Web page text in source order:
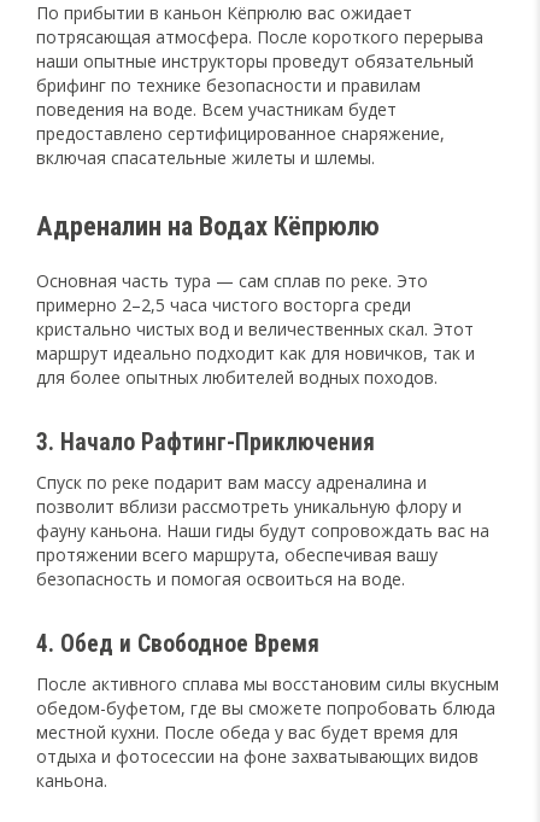
По прибытии в каньон Кёпрюлю вас ожидает
потрясающая атмосфера. После короткого перерыва
наши опытные инструкторы проведут обязательный
брифинг по технике безопасности и правилам
поведения на воде. Всем участникам будет
предоставлено сертифицированное снаряжение,
включая спасательные жилеты и шлемы.
Адреналин на Водах Кёпрюлю
Основная часть тура — сам сплав по реке. Это
примерно 2–2,5 часа чистого восторга среди
кристально чистых вод и величественных скал. Этот
маршрут идеально подходит как для новичков, так и
для более опытных любителей водных походов.
3. Начало Рафтинг-Приключения
Спуск по реке подарит вам массу адреналина и
позволит вблизи рассмотреть уникальную флору и
фауну каньона. Наши гиды будут сопровождать вас на
протяжении всего маршрута, обеспечивая вашу
безопасность и помогая освоиться на воде.
4. Обед и Свободное Время
После активного сплава мы восстановим силы вкусным
обедом-буфетом, где вы сможете попробовать блюда
местной кухни. После обеда у вас будет время для
отдыха и фотосессии на фоне захватывающих видов
каньона.